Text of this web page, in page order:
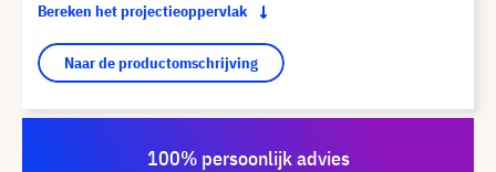
Bereken het projectieoppervlak
Naar de productomschrijving
100% persoonlijk advies